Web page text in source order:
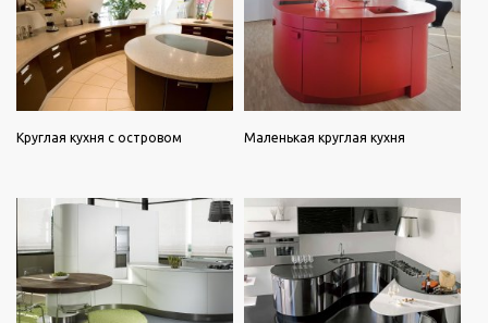
Круглая кухня с островом Маленькая круглая кухня